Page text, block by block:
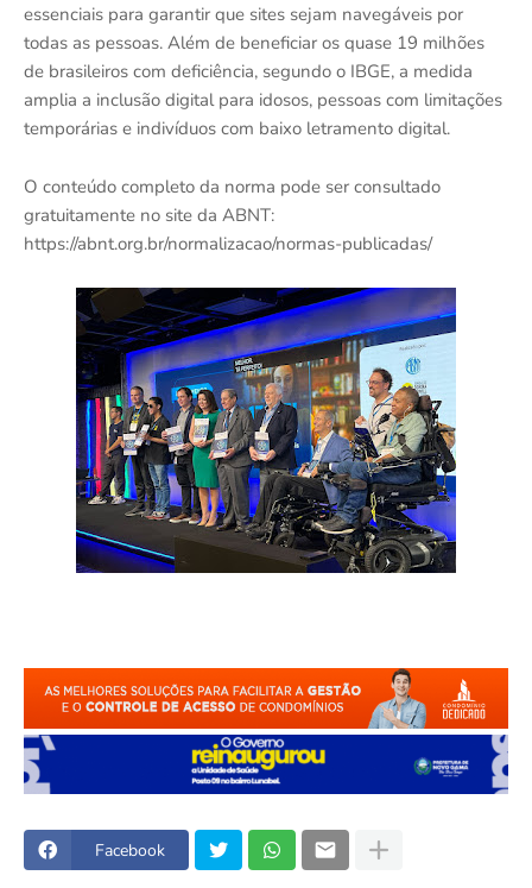
essenciais para garantir que sites sejam navegáveis por
todas as pessoas. Além de beneficiar os quase 19 milhões
de brasileiros com deficiência, segundo o IBGE, a medida
amplia a inclusão digital para idosos, pessoas com limitações
temporárias e indivíduos com baixo letramento digital.
O conteúdo completo da norma pode ser consultado
gratuitamente no site da ABNT:
https://abnt.org.br/normalizacao/normas-publicadas/
Facebook